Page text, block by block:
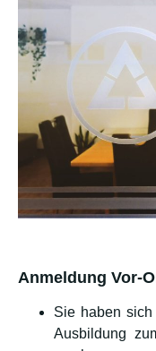
Anmeldung Vor-
Sie haben
Ausbildung